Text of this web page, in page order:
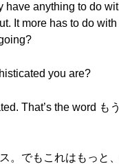
have anything to do
It more has to do
you are?
That’s the word も
。でもこれはもっと